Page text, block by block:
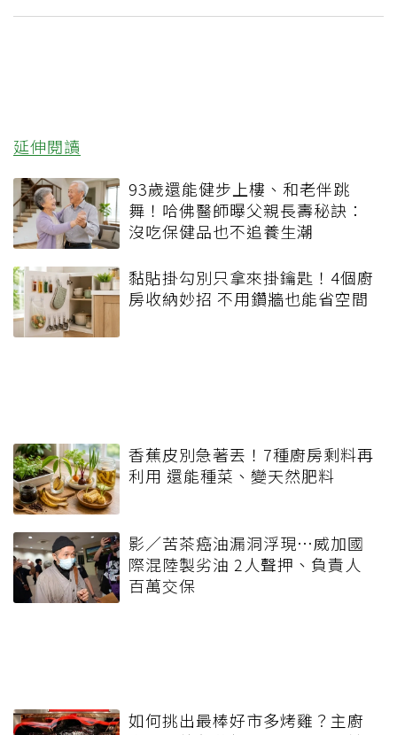
延伸閱讀
93歲還能健步上樓、和老伴跳
舞！哈佛醫師曝父親長壽秘訣：
沒吃保健品也不追養生潮
黏貼掛勾別只拿來掛鑰匙！4個廚
房收納妙招 不用鑽牆也能省空間
香蕉皮別急著丟！7種廚房剩料再
利用 還能種菜、變天然肥料
影／苦茶癌油漏洞浮現…威加國
際混陸製劣油 2人聲押、負責人
百萬交保
如何挑出最棒好市多烤雞？主廚